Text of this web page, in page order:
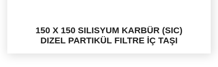
150 X 150 SILISYUM KARBÜR (SIC)
DIZEL PARTIKÜL FILTRE İÇ TAŞI